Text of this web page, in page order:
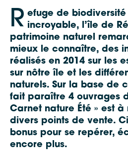
R efuge de biodiversité
incroyable, l’île de
patrimoine naturel
mieux le connaître, des
réalisés en 2014 sur les
sur nôtre île et les
naturels. Sur la base de
fait paraître 4 ouvrages
Carnet nature Été » est
divers points de vente.
bonus pour se repérer,
encore plus.